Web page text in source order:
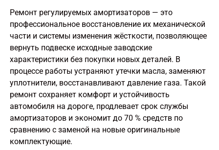
Ремонт регулируемых амортизаторов — это
профессиональное восстановление их механической
части и системы изменения жёсткости, позволяющее
вернуть подвеске исходные заводские
характеристики без покупки новых деталей. В
процессе работы устраняют утечки масла, заменяют
уплотнители, восстанавливают давление газа. Такой
ремонт сохраняет комфорт и устойчивость
автомобиля на дороге, продлевает срок службы
амортизаторов и экономит до 70 % средств по
сравнению с заменой на новые оригинальные
комплектующие.